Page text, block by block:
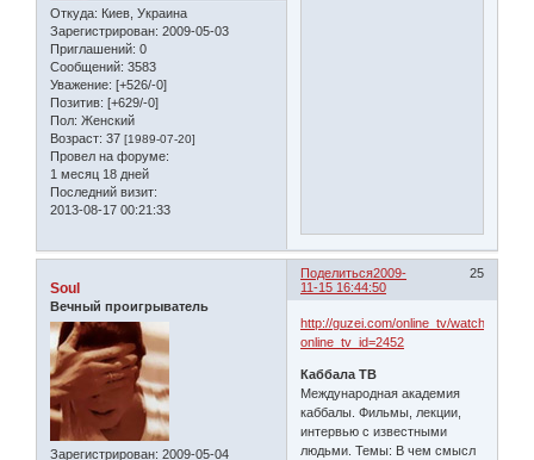
Откуда: Киев, Украина
Зарегистрирован: 2009-05-03
Приглашений: 0
Сообщений: 3583
Уважение: [+526/-0]
Позитив: [+629/-0]
Пол: Женский
Возраст: 37 [1989-07-20]
Провел на форуме:
1 месяц 18 дней
Последний визит:
2013-08-17 00:21:33
Поделиться 25
2009-
11-15 16:44:50
Soul
Вечный проигрыватель
Зарегистрирован: 2009-05-04
http://guzei.com/online_tv/watch.php?
online_tv_id=2452
Каббала ТВ
Международная академия
каббалы. Фильмы, лекции,
интервью с известными
людьми. Темы: В чем смысл